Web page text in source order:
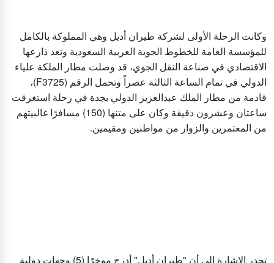
وكانت الرحلة الأولى لشركة طيران أديل وهي المملوكة بالكامل
للمؤسسة العامة للخطوط الجوية العربية السعودية وتعد ذارعها
الاقتصادي في صناعة النقل الجوي، قد وصلت مطار الملكة علياء
الدولي في تمام الساعة الثالثة عصراً وتحمل الرقم (F3725)،
قادمة من مطار الملك عبدالعزيز الدولي بجدة في رحلة استغرقت
ساعتان وعشرون دقيقة وكان على متنها (150) مسافرًا غالبيتهم
من المعتمرين والزوار من مواطنين ومقيمين.
تجدر الإشارة إلى أن "طيران أديل" أدرج موخرًا (5) وجهات دولية